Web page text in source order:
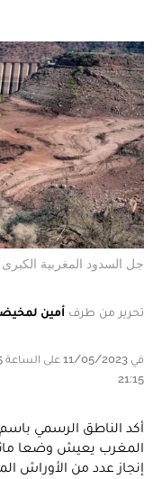
جل السدود المغربية الكبرى
تحرير من طرف أمين
21:15
أكد الناطق الرسمي
المغرب يعيش وضعا
إنجاز عدد من الأوراش